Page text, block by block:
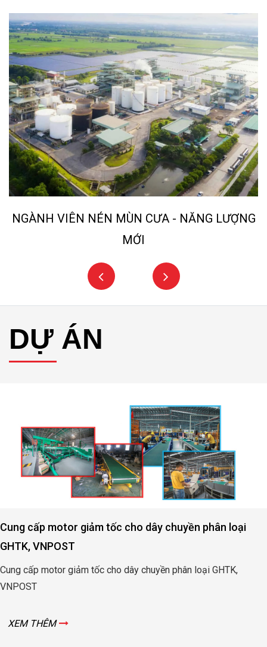
- NĂNG LƯỢNG NGÀNH KHAI
DỰ ÁN
dây chuyền phân loại
phân loại GHTK,
Cung cấp motor giảm
Cung cấp motor tạo bọt oxi